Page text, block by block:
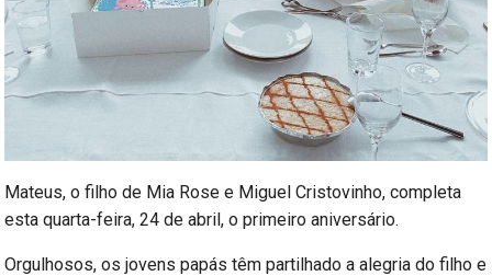
Mateus, o filho de Mia Rose e Miguel Cristovinho, completa
esta quarta-feira, 24 de abril, o primeiro aniversário.
Orgulhosos, os jovens papás têm partilhado a alegria do filho e